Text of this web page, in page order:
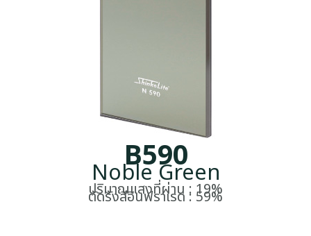
B590
Noble Green
ปริมาณแสงที่ผ่าน : 19%
ตัดรังสีอินฟราเรด : 59%